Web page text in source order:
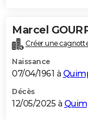
Marcel
Créer une
Naissance
07/04/1961 à
Décès
12/05/2025 à